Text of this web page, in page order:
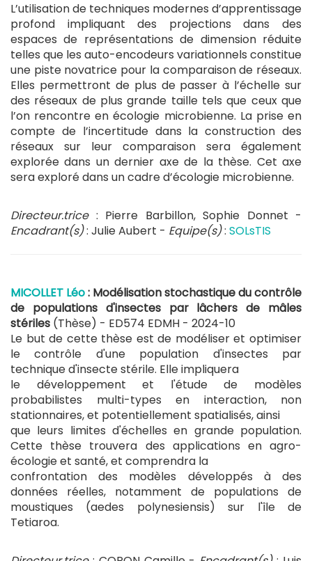
L’utilisation de techniques modernes d’apprentissage
profond impliquant des projections dans des
espaces de représentations de dimension réduite
telles que les auto-encodeurs variationnels constitue
une piste novatrice pour la comparaison de réseaux.
Elles permettront de plus de passer à l’échelle sur
des réseaux de plus grande taille tels que ceux que
l’on rencontre en écologie microbienne. La prise en
compte de l’incertitude dans la construction des
réseaux sur leur comparaison sera également
explorée dans un dernier axe de la thèse. Cet axe
sera exploré dans un cadre d’écologie microbienne.
Directeur.trice : Pierre Barbillon, Sophie Donnet -
Encadrant(s): Julie Aubert - Equipe(s): SOLsTIS
MICOLLET Léo: Modélisation stochastique du contrôle
de populations d'insectes par lâchers de mâles
stériles (Thèse) - ED574 EDMH - 2024-10
Le but de cette thèse est de modéliser et optimiser
le contrôle d'une population d'insectes par
technique d'insecte stérile. Elle impliquera
le développement et l'étude de modèles
probabilistes multi-types en interaction, non
stationnaires, et potentiellement spatialisés, ainsi
que leurs limites d'échelles en grande population.
Cette thèse trouvera des applications en agro-
écologie et santé, et comprendra la
confrontation des modèles développés à des
données réelles, notamment de populations de
moustiques (aedes polynesiensis) sur l'île de
Tetiaroa.